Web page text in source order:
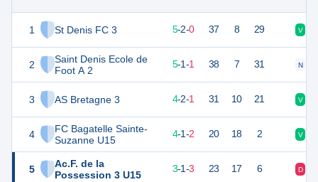
1 St Denis FC 3
2
Saint Denis Ecole de
Foot A 2
3 AS Bretagne 3
4
FC Bagatelle Sainte-
Suzanne U15
5
Ac.F. de la
Possession 3 U15
5-2-0 37 8 29 V
23 5-1-1 38 7 31 N
4-2-1 31 10 21 V
20 4-1-2 20 18 2 V
17 3-1-3 23 17 6 D